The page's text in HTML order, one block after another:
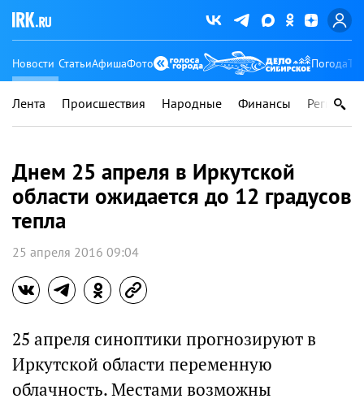
Новости СтатьиАфишаФото Погода
Лента Происшествия Народные Финансы Регионы
Днем 25 апреля в Иркутской
области ожидается до 12 градусов
тепла
25 апреля 2016 09:04
25 апреля синоптики прогнозируют в
Иркутской области переменную
облачность. Местами возможны